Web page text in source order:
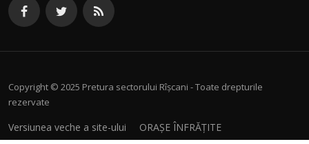
Copyright © 2025 Pretura sectorului Rîșcani - Toate drepturile
rezervate
Versiunea veche a site-ului ORAȘE ÎNFRĂȚITE